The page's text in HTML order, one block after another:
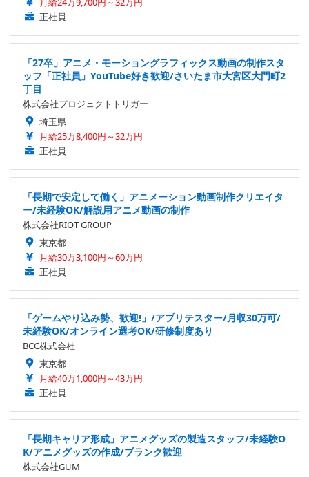
正社員
「27卒」アニメ・モーショングラフィックス動画の制作スタ
ッフ「正社員」YouTube好き歓迎/さいたま市大宮区大門町2
丁目
株式会社プロジェクトトリガー
埼玉県
月給25万8,400円～32万円
正社員
「長期で安定して働く」アニメーション動画制作クリエイタ
ー/未経験OK/解説用アニメ動画の制作
株式会社RIOT GROUP
東京都
月給30万3,100円～60万円
正社員
「ゲームやり込み勢、歓迎!」/アプリテスター/月収30万可/
未経験OK/オンライン選考OK/研修制度あり
BCC株式会社
東京都
月給40万1,000円～43万円
正社員
「長期キャリア形成」アニメグッズの製造スタッフ/未経験O
K/アニメグッズの作成/ブランク歓迎
株式会社GUM